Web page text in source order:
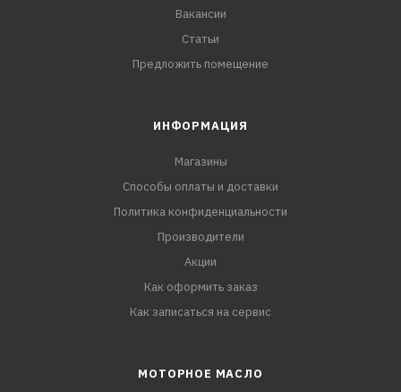
Вакансии
Статьи
Предложить помещение
ИНФОРМАЦИЯ
Магазины
Способы оплаты и доставки
Политика конфиденциальности
Производители
Акции
Как оформить заказ
Как записаться на сервис
МОТОРНОЕ МАСЛО